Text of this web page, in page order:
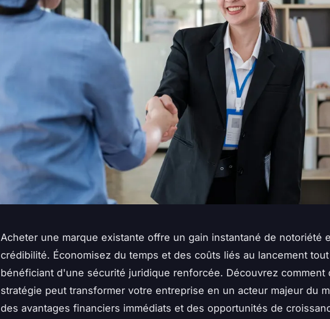
Acheter une marque existante offre un gain instantané de notoriété
crédibilité. Économisez du temps et des coûts liés au lancement
bénéficiant d'une sécurité juridique renforcée. Découvrez comment
stratégie peut transformer votre entreprise en un acteur majeur du
des avantages financiers immédiats et des opportunités de